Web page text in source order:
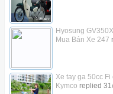
Hyosung
Mua Bán Xe 247
Xe tay ga 50cc Fi
Kymco replied